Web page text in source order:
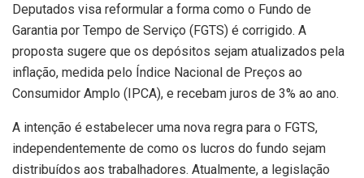
Deputados visa reformular a forma como o Fundo de
Garantia por Tempo de Serviço (FGTS) é corrigido. A
proposta sugere que os depósitos sejam atualizados pela
inflação, medida pelo Índice Nacional de Preços ao
Consumidor Amplo (IPCA), e recebam juros de 3% ao ano.
A intenção é estabelecer uma nova regra para o FGTS,
independentemente de como os lucros do fundo sejam
distribuídos aos trabalhadores. Atualmente, a legislação